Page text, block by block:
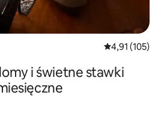
Średnia
4,91 (105)
i świetne stawki